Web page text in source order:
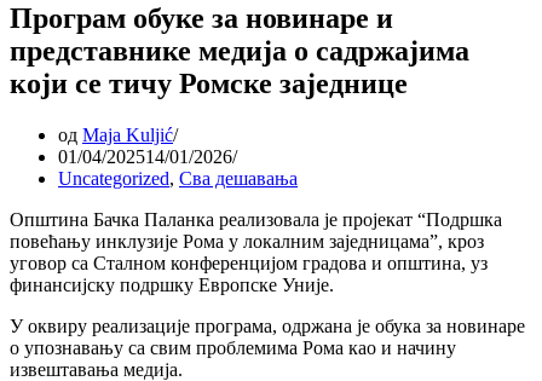
Програм обуке за новинаре и
представнике медија о садржајима
који се тичу Ромске заједнице
од Maja Kuljić
01/04/202514/01/2026
Uncategorized, Сва дешавања
Општина Бачка Паланка реализовала је пројекат “Подршка
повећању инклузије Рома у локалним заједницама”, кроз
уговор са Сталном конференцијом градова и општина, уз
финансијску подршку Европске Уније.
У оквиру реализације програма, одржана је обука за новинаре
о упознавању са свим проблемима Рома као и начину
извештавања медија.